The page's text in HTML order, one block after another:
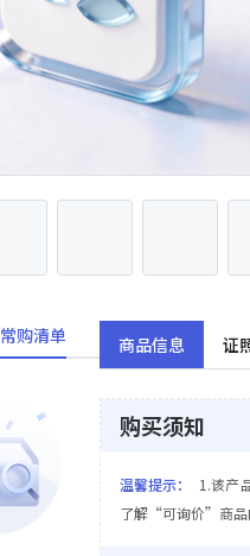
常购清单 商品信息 证
购买须知
温馨提示：
1.该产
了解“可询价”商品